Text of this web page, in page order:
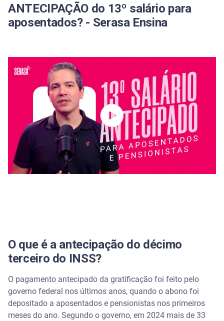
Vai ter décimo terceiro do Bolsa Família?
Condições oferecidas pelos bancos para
antecipação do 13º
Cuidados antes de optar pelo adiantamento
Recebeu o 13º salário e tem dívidas para quitar?
ANTECIPAÇÃO do 13º salário para
aposentados? - Serasa Ensina
O que é a antecipação do décimo
terceiro do INSS?
O pagamento antecipado da gratificação foi feito pelo
governo federal nos últimos anos, quando o abono foi
depositado a aposentados e pensionistas nos primeiros
meses do ano. Segundo o governo, em 2024 mais de 33